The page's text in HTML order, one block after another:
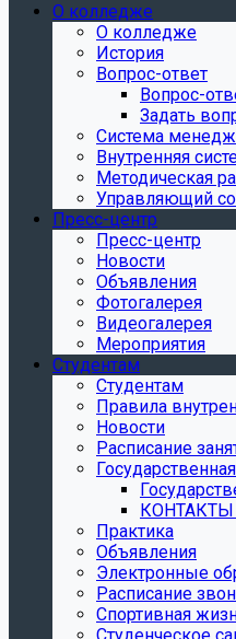
О колледже
О колледже
История
Вопрос-ответ
Вопрос-
Задать
Система
Внутренняя
Методическая
Управляющий
Пресс-центр
Пресс-центр
Новости
Объявления
Фотогалерея
Видеогалерея
Мероприятия
Студентам
Студентам
Правила
Новости
Расписание
Практика
Объявления
Электронные
Расписание
Спортивная